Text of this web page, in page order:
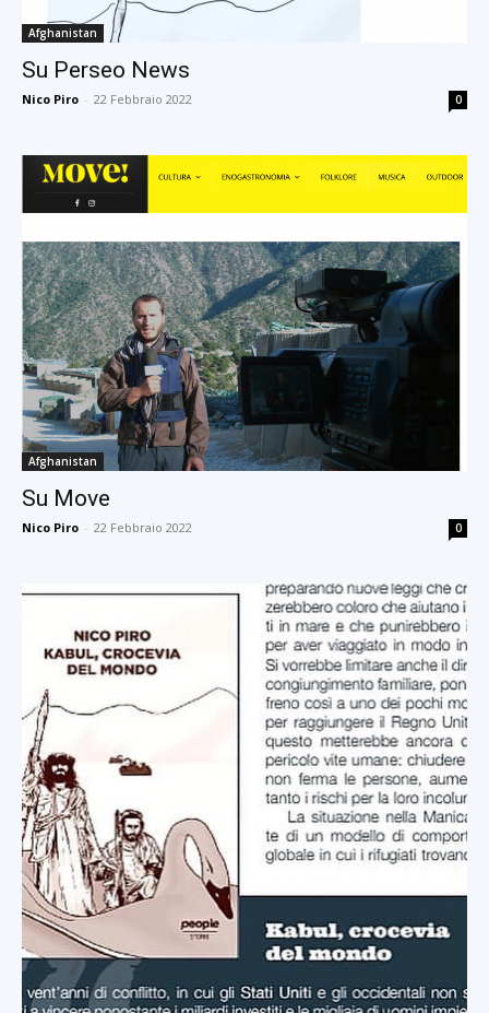
Afghanistan
Su Perseo News
Nico Piro - 22 Febbraio 2022 0
Afghanistan
Su Move
Nico Piro - 22 Febbraio 2022 0